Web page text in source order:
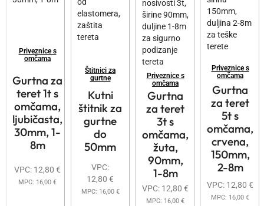
Priveznice s
omčama
Gurtna za
teret 1t s
omčama,
ljubičasta,
30mm, 1-
8m
VPC: 12,80 €
MPC: 16,00 €
Štitnici za
gurtne
Kutni
štitnik za
gurtne
do
50mm
VPC:
12,80 €
MPC: 16,00 €
Priveznice s
omčama
Gurtna
za teret
3t s
omčama,
žuta,
90mm,
1-8m
VPC: 12,80 €
MPC: 16,00 €
Priveznice s
omčama
Gurtna
za teret
5t s
omčama,
crvena,
150mm,
2-8m
VPC: 12,80 €
MPC: 16,00 €